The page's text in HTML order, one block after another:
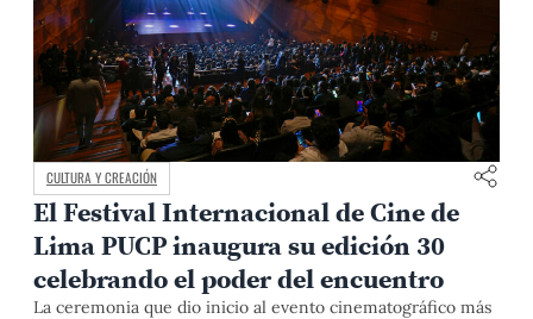
CULTURA Y CREACIÓN
El Festival Internacional de Cine de
Lima PUCP inaugura su edición 30
celebrando el poder del encuentro
La ceremonia que dio inicio al evento cinematográfico más